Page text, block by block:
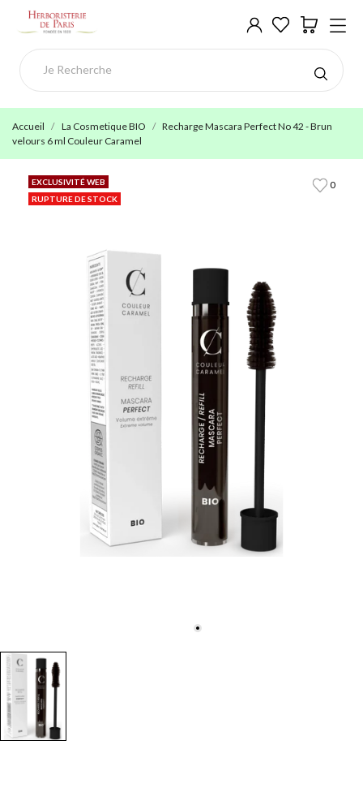
Accueil La Cosmetique BIO
Recharge Mascara Perfect No 42 - Brun
velours 6 ml Couleur Caramel
0
EXCLUSIVITÉ WEB
RUPTURE DE STOCK